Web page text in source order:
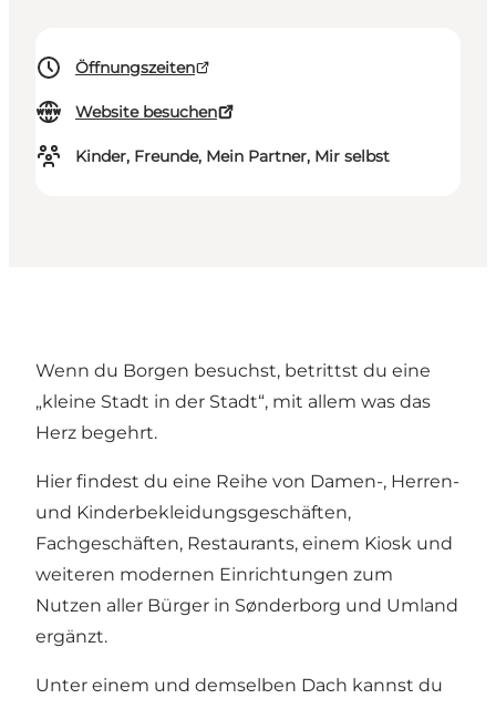
Öffnungszeiten
Website besuchen
Kinder, Freunde, Mein Partner, Mir selbst
Wenn du Borgen besuchst, betrittst du eine
„kleine Stadt in der Stadt“, mit allem was das
Herz begehrt.
Hier findest du eine Reihe von Damen-, Herren-
und Kinderbekleidungsgeschäften,
Fachgeschäften, Restaurants, einem Kiosk und
weiteren modernen Einrichtungen zum
Nutzen aller Bürger in Sønderborg und Umland
ergänzt.
Unter einem und demselben Dach kannst du